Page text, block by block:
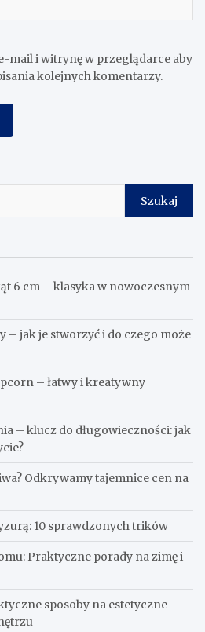
mail i witrynę w przeglądarce aby
kolejnych komentarzy.
Szukaj
6 cm – klasyka w nowoczesnym
– jak je stworzyć i do czego może
– łatwy i kreatywny
– klucz do długowieczności: jak
Odkrywamy tajemnice cen na
10 sprawdzonych trików
Praktyczne porady na zimę i
sposoby na estetyczne